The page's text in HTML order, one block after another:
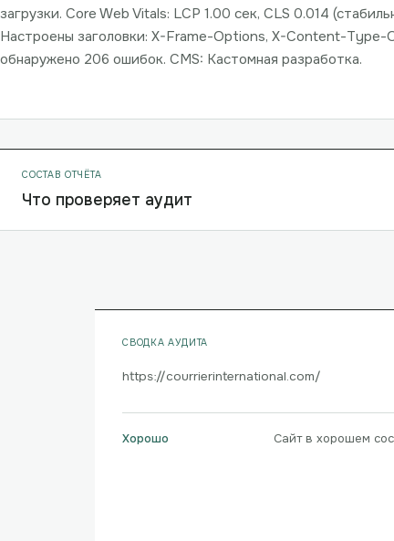
загрузки. Core Web Vitals: LCP 1.00 сек, CLS 0.014
Настроены заголовки: X-Frame-Options, X-Content-Type-
обнаружено 206 ошибок. CMS: Кастомная разработка.
СОСТАВ ОТЧЁТА
Что проверяет аудит
СВОДКА АУДИТА
https://courrierinternational.com/
Хорошо Сайт в хорошем